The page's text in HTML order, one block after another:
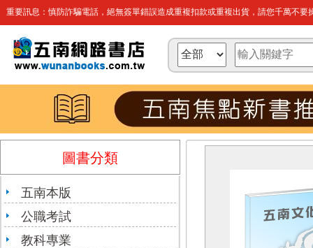
重要訊息：慎防詐騙電話，絕無簽單錯誤造成重複扣款或重複出貨，請您千萬不要
圖書分類
五南本版
公職考試
教科專業